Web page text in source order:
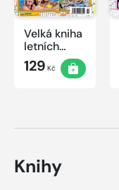
Velká kniha
letních
křížovek
2026
129 Kč
Knihy